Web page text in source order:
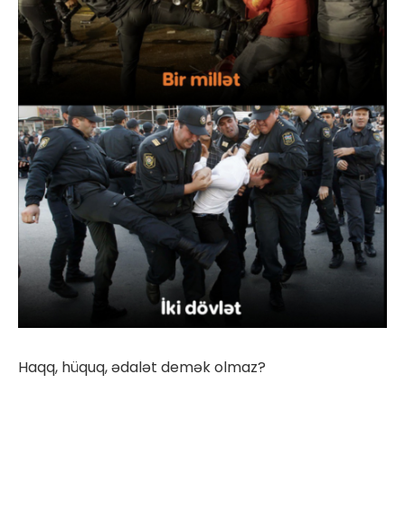
Haqq, hüquq, ədalət demək olmaz?